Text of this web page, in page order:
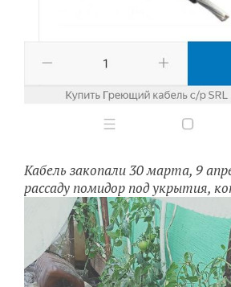
Кабель закопали 30 марта, 9
рассаду помидор под укрытия,